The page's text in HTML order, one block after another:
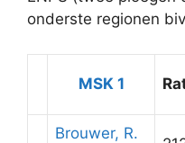
onderste regionen
MSK 1
Brouwer, R.